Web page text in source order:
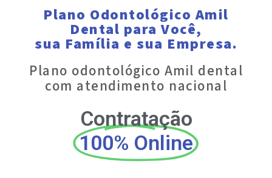
Plano Odontológico Amil
Dental para Você,
sua Família e sua Empresa.
Plano odontológico Amil dental
com atendimento nacional
Contratação
100% Online